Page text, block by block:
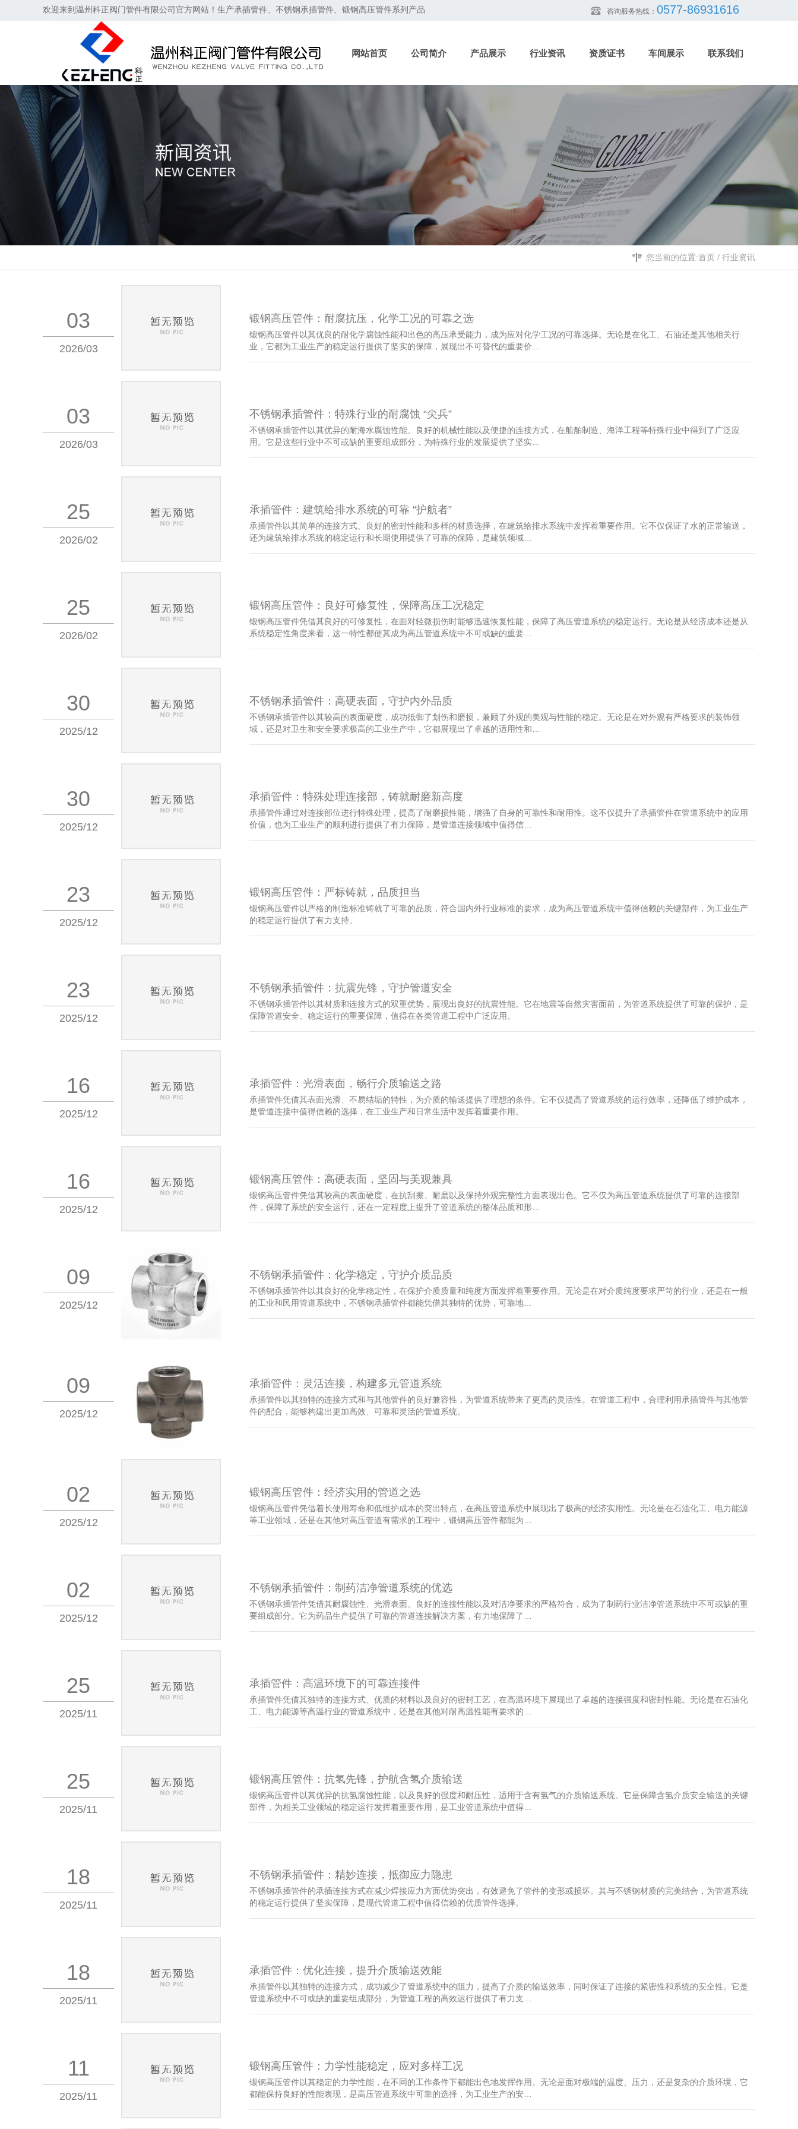
欢迎来到温州科正阀门管件有限公司官方网站！生产承插管件、不锈钢承插管件、锻钢高压管件系列产品 咨询服务热线： 0577-86931616
网站首页 公司简介 产品展示 行业资讯 资质证书 车间展示 联系我们
您当前的位置:首页 / 行业资讯
03
2026/03
锻钢高压管件：耐腐抗压，化学工况的可靠之选
锻钢高压管件以其优良的耐化学腐蚀性能和出色的高压承受能力，成为应对化学工况的可靠选择。无论是在化工、石油还是其他相关行
业，它都为工业生产的稳定运行提供了坚实的保障，展现出不可替代的重要价…
03
2026/03
不锈钢承插管件：特殊行业的耐腐蚀 “尖兵”
不锈钢承插管件以其优异的耐海水腐蚀性能、良好的机械性能以及便捷的连接方式，在船舶制造、海洋工程等特殊行业中得到了广泛应
用。它是这些行业中不可或缺的重要组成部分，为特殊行业的发展提供了坚实…
25
2026/02
承插管件：建筑给排水系统的可靠 “护航者”
承插管件以其简单的连接方式、良好的密封性能和多样的材质选择，在建筑给排水系统中发挥着重要作用。它不仅保证了水的正常输送，
还为建筑给排水系统的稳定运行和长期使用提供了可靠的保障，是建筑领域…
25
2026/02
锻钢高压管件：良好可修复性，保障高压工况稳定
锻钢高压管件凭借其良好的可修复性，在面对轻微损伤时能够迅速恢复性能，保障了高压管道系统的稳定运行。无论是从经济成本还是从
系统稳定性角度来看，这一特性都使其成为高压管道系统中不可或缺的重要…
30
2025/12
不锈钢承插管件：高硬表面，守护内外品质
不锈钢承插管件以其较高的表面硬度，成功抵御了划伤和磨损，兼顾了外观的美观与性能的稳定。无论是在对外观有严格要求的装饰领
域，还是对卫生和安全要求极高的工业生产中，它都展现出了卓越的适用性和…
30
2025/12
承插管件：特殊处理连接部，铸就耐磨新高度
承插管件通过对连接部位进行特殊处理，提高了耐磨损性能，增强了自身的可靠性和耐用性。这不仅提升了承插管件在管道系统中的应用
价值，也为工业生产的顺利进行提供了有力保障，是管道连接领域中值得信…
23
2025/12
锻钢高压管件：严标铸就，品质担当
锻钢高压管件以严格的制造标准铸就了可靠的品质，符合国内外行业标准的要求，成为高压管道系统中值得信赖的关键部件，为工业生产
的稳定运行提供了有力支持。
23
2025/12
不锈钢承插管件：抗震先锋，守护管道安全
不锈钢承插管件以其材质和连接方式的双重优势，展现出良好的抗震性能。它在地震等自然灾害面前，为管道系统提供了可靠的保护，是
保障管道安全、稳定运行的重要保障，值得在各类管道工程中广泛应用。
16
2025/12
承插管件：光滑表面，畅行介质输送之路
承插管件凭借其表面光滑、不易结垢的特性，为介质的输送提供了理想的条件。它不仅提高了管道系统的运行效率，还降低了维护成本，
是管道连接中值得信赖的选择，在工业生产和日常生活中发挥着重要作用。
16
2025/12
锻钢高压管件：高硬表面，坚固与美观兼具
锻钢高压管件凭借其较高的表面硬度，在抗刮擦、耐磨以及保持外观完整性方面表现出色。它不仅为高压管道系统提供了可靠的连接部
件，保障了系统的安全运行，还在一定程度上提升了管道系统的整体品质和形…
09
2025/12
不锈钢承插管件：化学稳定，守护介质品质
不锈钢承插管件以其良好的化学稳定性，在保护介质质量和纯度方面发挥着重要作用。无论是在对介质纯度要求严苛的行业，还是在一般
的工业和民用管道系统中，不锈钢承插管件都能凭借其独特的优势，可靠地…
09
2025/12
承插管件：灵活连接，构建多元管道系统
承插管件以其独特的连接方式和与其他管件的良好兼容性，为管道系统带来了更高的灵活性。在管道工程中，合理利用承插管件与其他管
件的配合，能够构建出更加高效、可靠和灵活的管道系统。
02
2025/12
锻钢高压管件：经济实用的管道之选
锻钢高压管件凭借着长使用寿命和低维护成本的突出特点，在高压管道系统中展现出了极高的经济实用性。无论是在石油化工、电力能源
等工业领域，还是在其他对高压管道有需求的工程中，锻钢高压管件都能为…
02
2025/12
不锈钢承插管件：制药洁净管道系统的优选
不锈钢承插管件凭借其耐腐蚀性、光滑表面、良好的连接性能以及对洁净要求的严格符合，成为了制药行业洁净管道系统中不可或缺的重
要组成部分。它为药品生产提供了可靠的管道连接解决方案，有力地保障了…
25
2025/11
承插管件：高温环境下的可靠连接件
承插管件凭借其独特的连接方式、优质的材料以及良好的密封工艺，在高温环境下展现出了卓越的连接强度和密封性能。无论是在石油化
工、电力能源等高温行业的管道系统中，还是在其他对耐高温性能有要求的…
25
2025/11
锻钢高压管件：抗氢先锋，护航含氢介质输送
锻钢高压管件以其优异的抗氢腐蚀性能，以及良好的强度和耐压性，适用于含有氢气的介质输送系统。它是保障含氢介质安全输送的关键
部件，为相关工业领域的稳定运行发挥着重要作用，是工业管道系统中值得…
18
2025/11
不锈钢承插管件：精妙连接，抵御应力隐患
不锈钢承插管件的承插连接方式在减少焊接应力方面优势突出，有效避免了管件的变形或损坏。其与不锈钢材质的完美结合，为管道系统
的稳定运行提供了坚实保障，是现代管道工程中值得信赖的优质管件选择。
18
2025/11
承插管件：优化连接，提升介质输送效能
承插管件以其独特的连接方式，成功减少了管道系统中的阻力，提高了介质的输送效率，同时保证了连接的紧密性和系统的安全性。它是
管道系统中不可或缺的重要组成部分，为管道工程的高效运行提供了有力支…
11
2025/11
锻钢高压管件：力学性能稳定，应对多样工况
锻钢高压管件以其稳定的力学性能，在不同的工作条件下都能出色地发挥作用。无论是面对极端的温度、压力，还是复杂的介质环境，它
都能保持良好的性能表现，是高压管道系统中可靠的选择，为工业生产的安…